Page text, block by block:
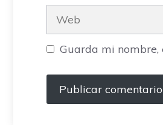
Web
Guarda mi nombre,